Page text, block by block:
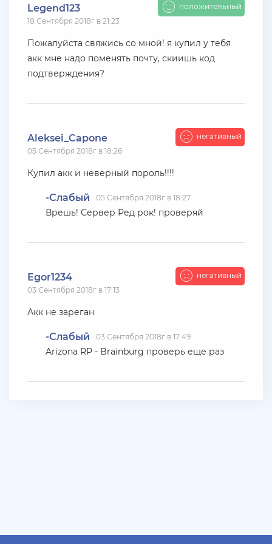
+ 2000 руб 10 Июля 2026г в 18:06
Vlad_Esidisi
+ 11 руб 10 Июля 2026г в 17:26
+ 10 руб 07 Июля 2026г в 20:56
SenyaFar
Ищу поставщиков аккаунтов на серверах
BLACK***SSIA , телеграмм @aanarchistov
+ 11 руб 06 Июля 2026г в 23:48
+ 10 руб 06 Июля 2026г в 20:15
jagermeister
Залил аккаунты Аdvance 3-30 lvl по 5р
+ 10 руб 06 Июля 2026г в 16:05
куплю аккаунты арз 14-18 уровень без тср/кпз
почтой за 500р селишь))) интересно кто купит))))
Legend123
18 Сентября 2018г в 21:23
положительный
Пожалуйста свяжись со мной! я купил у тебя
акк мне надо поменять почту, скиишь код
подтверждения?
Aleksei_Capone
05 Сентября 2018г в 18:26
негативный
Купил акк и неверный пороль!!!!
-Слабый 05 Сентября 2018г в 18:27
Врешь! Сервер Ред рок! проверяй
Egor1234
03 Сентября 2018г в 17:13
негативный
Акк не зареган
-Слабый 03 Сентября 2018г в 17:49
Arizona RP - Brainburg проверь еще раз